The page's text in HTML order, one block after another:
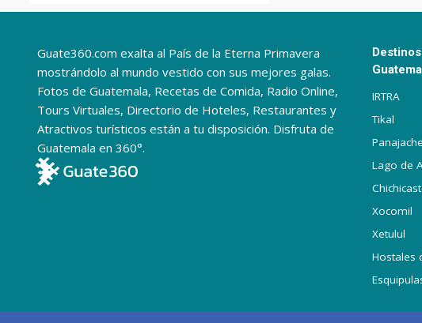
Guate360.com exalta al País de la Eterna Primavera
mostrándolo al mundo vestido con sus mejores galas.
Fotos de Guatemala, Recetas de Comida, Radio Online,
Tours Virtuales, Directorio de Hoteles, Restaurantes y
Atractivos turísticos están a tu disposición. Disfruta de
Guatemala en 360°.
IRTRA
Tikal
Lago de
Xocomil
Xetulul
Hostales